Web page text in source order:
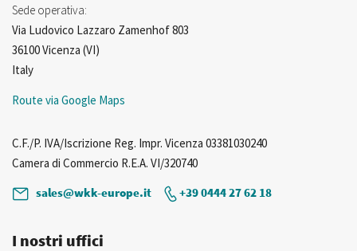
Sede operativa:
Via Ludovico Lazzaro Zamenhof 803
36100 Vicenza (VI)
Italy
Route via Google Maps
C.F./P. IVA/Iscrizione Reg. Impr. Vicenza 03381030240
Camera di Commercio R.E.A. VI/320740
sales@wkk-europe.it
+39 0444 27 62 18
I nostri uffici